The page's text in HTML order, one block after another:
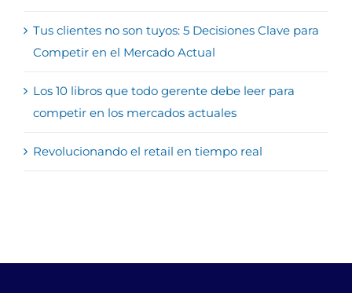
Tus clientes no son tuyos: 5 Decisiones Clave para
Competir en el Mercado Actual
Los 10 libros que todo gerente debe leer para
competir en los mercados actuales
Revolucionando el retail en tiempo real